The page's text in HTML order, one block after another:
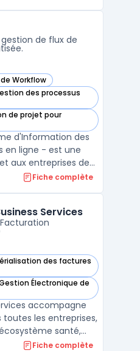
aux besoins
intérim ...
de flux de
Workflow
catégorie
des processus
catégorie
de projet pour
catégorie
d'Information des
en ligne - est une
aux entreprises de
processus de
les processus sont
...
Fiche complète
Services
des factures
Services dans cette catégorie
Électronique de
Services dans cette catégorie
accompagne
toutes les entreprises,
santé,
à des solutions
Fiche complète